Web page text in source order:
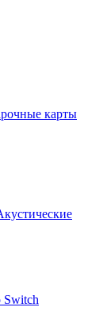
карты
Switch